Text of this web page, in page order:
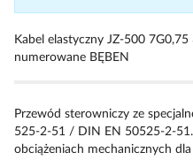
Kabel elastyczny JZ-500
numerowane BĘBEN
Przewód sterowniczy ze
525-2-51 / DIN EN 50525-2-
obciążeniach mechanicznych